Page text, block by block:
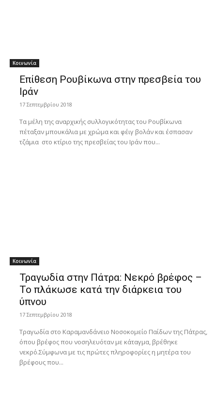
Κοινωνία
Επίθεση Ρουβίκωνα στην πρεσβεία του
Ιράν
17 Σεπτεμβρίου 2018
Τα μέλη της αναρχικής συλλογικότητας του Ρουβίκωνα
πέταξαν μπουκάλια με χρώμα και φέιγ βολάν και έσπασαν
τζάμια στο κτίριο της πρεσβείας του Ιράν που...
Κοινωνία
Τραγωδία στην Πάτρα: Νεκρό βρέφος –
Το πλάκωσε κατά την διάρκεια του
ύπνου
17 Σεπτεμβρίου 2018
Τραγωδία στο Καραμανδάνειο Νοσοκομείο Παίδων της Πάτρας,
όπου βρέφος που νοσηλευόταν με κάταγμα, βρέθηκε
νεκρό.Σύμφωνα με τις πρώτες πληροφορίες η μητέρα του
βρέφους που...